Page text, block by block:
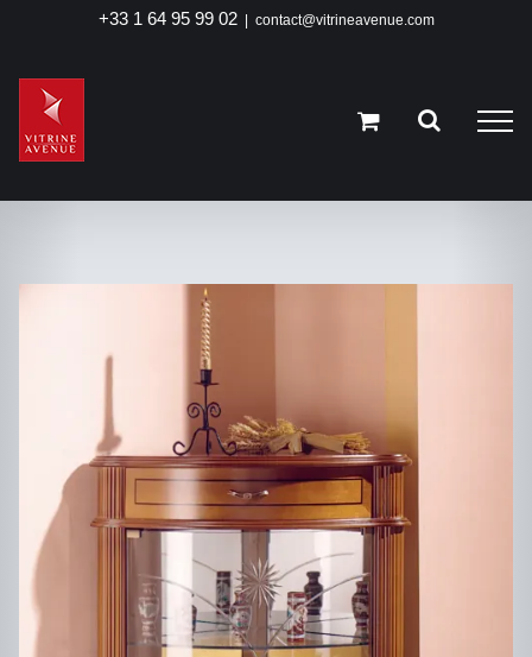
contenu
+33 1 64 95 99 02 contact@vitrineavenue.com